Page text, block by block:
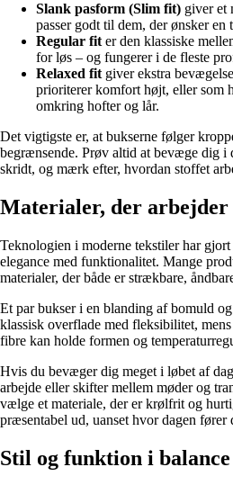
Slank pasform (Slim fit) giver et
passer godt til dem, der ønsker en
Regular fiter den klassiske
for løs – og fungerer i de fleste
Relaxed fitgiver ekstra
prioriterer komfort højt, eller som
omkring hofter og lår.
Det vigtigste er, at bukserne følger
begrænsende. Prøv altid at bevæge dig i
skridt, og mærk efter, hvordan stoffet
Materialer, der arbejder
Teknologien i moderne tekstiler har
elegance med funktionalitet. Mange
materialer, der både er strækbare,
Et par bukser i en blanding af bomuld
klassisk overflade med fleksibilitet,
fibre kan holde formen og
Hvis du bevæger dig meget i løbet af
arbejde eller skifter mellem møder og
vælge et materiale, der er krølfrit og
præsentabel ud, uanset hvor dagen fører
Stil og funktion i balance